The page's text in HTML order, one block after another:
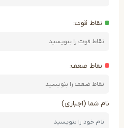
قوت:
ضعف:
(اجباری)